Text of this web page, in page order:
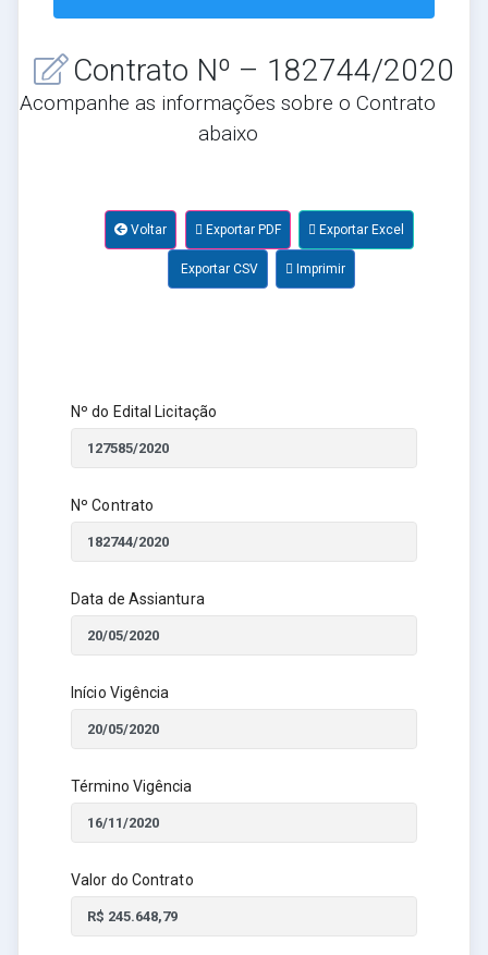
Contrato Nº – 182744/2020
Acompanhe as informações sobre o Contrato
abaixo
Voltar Exportar PDF Exportar Excel
Exportar CSV Imprimir
Nº do Edital Licitação
Nº Contrato
Data de Assiantura
Início Vigência
Término Vigência
Valor do Contrato